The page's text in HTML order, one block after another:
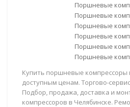
Поршневые
Поршневые
Поршневые
Поршневые
Поршневые
Поршневые
Купить поршневые компрессоры
доступным ценам. Торгово-
Подбор, продажа, доставка и
компрессоров в Челябинске.